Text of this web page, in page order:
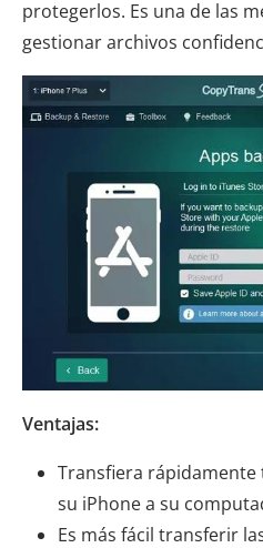
protegerlos. Es una de las
gestionar archivos
Ventajas:
Transfiera
su iPhone a su
Es más fácil transferir